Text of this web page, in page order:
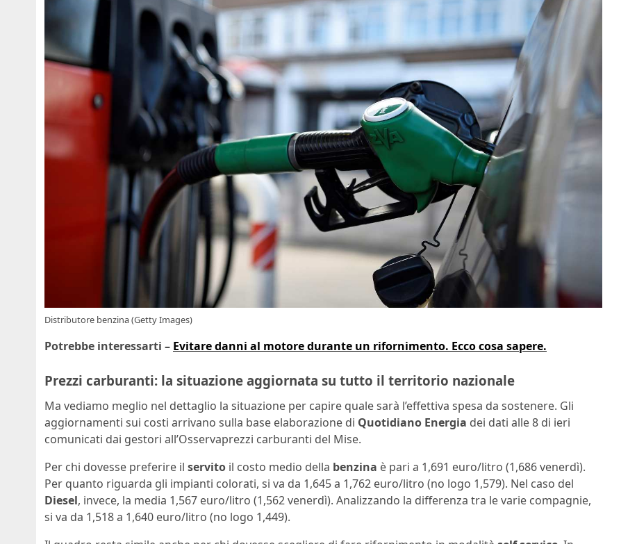
Distributore benzina (Getty Images)
Potrebbe interessarti – Evitare danni al motore durante un rifornimento. Ecco cosa sapere.
Prezzi carburanti: la situazione aggiornata su tutto il territorio nazionale
Ma vediamo meglio nel dettaglio la situazione per capire quale sarà l’effettiva spesa da sostenere. Gli
aggiornamenti sui costi arrivano sulla base elaborazione di Quotidiano Energia dei dati alle 8 di ieri
comunicati dai gestori all’Osservaprezzi carburanti del Mise.
Per chi dovesse preferire il servito il costo medio della benzina è pari a 1,691 euro/litro (1,686 venerdì).
Per quanto riguarda gli impianti colorati, si va da 1,645 a 1,762 euro/litro (no logo 1,579). Nel caso del
Diesel, invece, la media 1,567 euro/litro (1,562 venerdì). Analizzando la differenza tra le varie compagnie,
si va da 1,518 a 1,640 euro/litro (no logo 1,449).